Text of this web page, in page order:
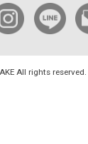
All rights reserved.